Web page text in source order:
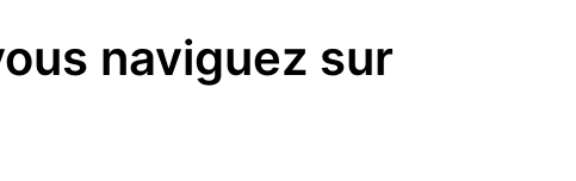
naviguez sur